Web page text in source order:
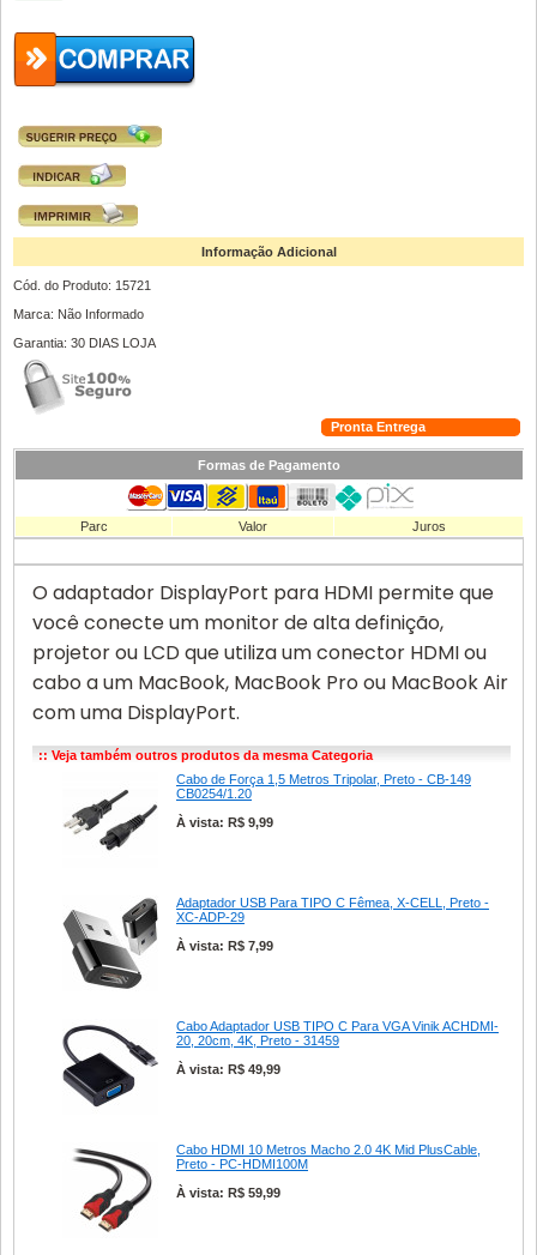
Informação Adicional
Cód. do Produto: 15721
Marca: Não Informado
Garantia: 30 DIAS LOJA
Pronta Entrega
Formas de Pagamento
Parc Valor Juros
O adaptador DisplayPort para HDMI permite que
você conecte um monitor de alta definição,
projetor ou LCD que utiliza um conector HDMI ou
cabo a um MacBook, MacBook Pro ou MacBook Air
com uma DisplayPort.
:: Veja também outros produtos da mesma Categoria
Cabo de Força 1,5 Metros Tripolar, Preto - CB-149
CB0254/1.20
À vista: R$ 9,99
Adaptador USB Para TIPO C Fêmea, X-CELL, Preto -
XC-ADP-29
À vista: R$ 7,99
Cabo Adaptador USB TIPO C Para VGA Vinik ACHDMI-
20, 20cm, 4K, Preto - 31459
À vista: R$ 49,99
Cabo HDMI 10 Metros Macho 2.0 4K Mid PlusCable,
Preto - PC-HDMI100M
À vista: R$ 59,99